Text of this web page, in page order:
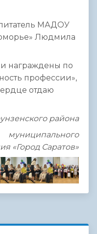
МАДОУ
Людмила
награждены по
профессии»,
отдаю
района
«Город Саратов»